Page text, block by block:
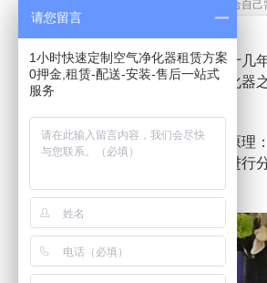
肯定先要了解空气净化器，以及结合自
作为专业租售空气净化器十几
是智商税。所以在选择净化器
首先要知道它净化空气的 原理
滤，然后对各种空气污染进行
请您留言
1小时快速定制空气净化器租赁方案
0押金,租赁-配送-安装-售后一站式
服务